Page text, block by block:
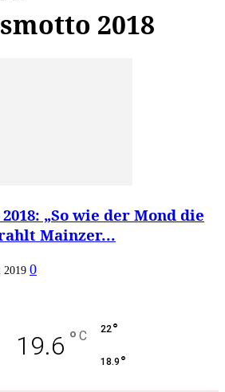
2018
„So wie der Mond die
Mainzer...
2019 0
19.6 ° C 22°
18.9 °